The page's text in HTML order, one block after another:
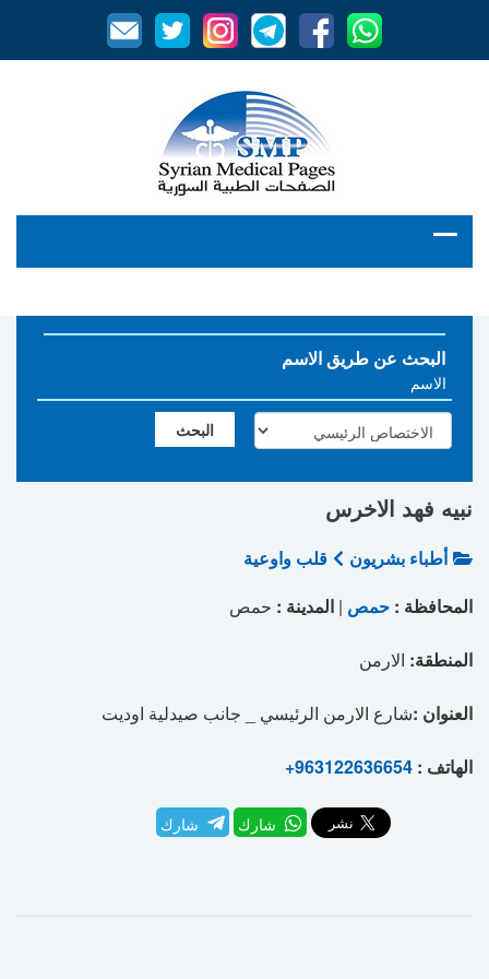
البحث عن طريق الاسم
نبيه فهد الاخرس
أطباء بشريون
قلب واوعية
المحافظة : حمص | المدينة : حمص
المنطقة: الارمن
العنوان :شارع الارمن الرئيسي _ جانب صيدلية اوديت
الهاتف : +963122636654
شارك شارك